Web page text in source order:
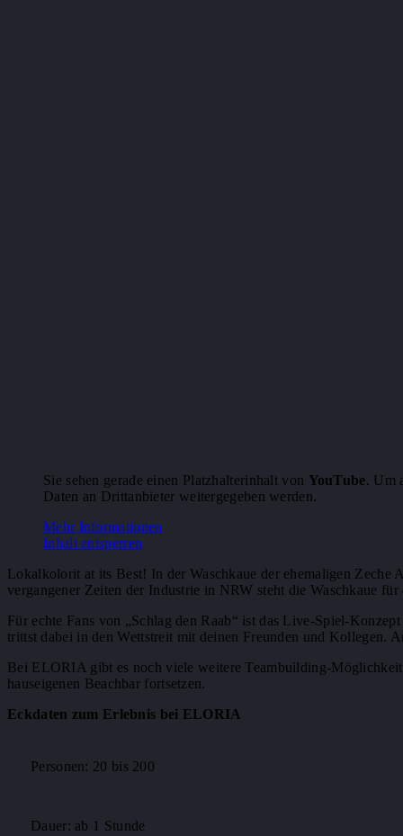
Sie sehen gerade einen Platzhalterinhalt von YouTube. Um
Daten an Drittanbieter weitergegeben werden.
Mehr Informationen
Inhalt entsperren
Lokalkolorit at its Best! In der Waschkaue der ehemaligen
vergangener Zeiten der Industrie in NRW steht die Waschkaue
Für echte Fans von „Schlag den Raab“ ist das Live-Spiel-
trittst dabei in den Wettstreit mit deinen Freunden und Kollegen.
Bei ELORIA gibt es noch viele weitere Teambuilding-
hauseigenen Beachbar fortsetzen.
Eckdaten zum Erlebnis bei ELORIA
Personen: 20 bis 200
Dauer: ab 1 Stunde